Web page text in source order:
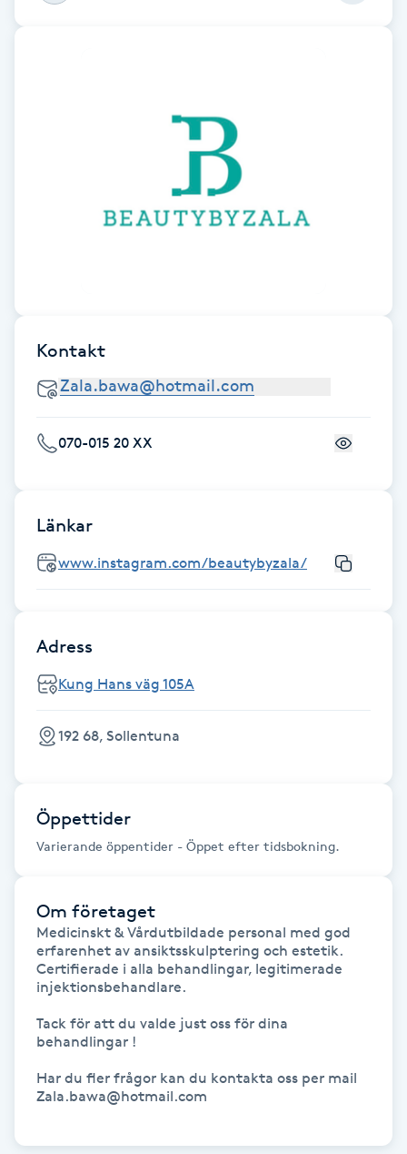
D
Extensions borttagning
Eyeliner-tatuering
Faceliftmassage
Fet hårbotten
Fibromassage
Fillers
Fotmassage
Fotsvamp
Fotvård
Fransar
Fransborttagning
Fransfärgning
Fransförlängning
Fransförlängning Megavolym
Kontakt
070-015 20 XX
Länkar
www.instagram.com/beautybyzala/
Adress
Kung Hans väg 105A
192 68, Sollentuna
Öppettider
Varierande öppentider - Öppet efter tidsbokning.
Om företaget
Medicinskt & Vårdutbildade personal med god
erfarenhet av ansiktsskulptering och estetik.
Certifierade i alla behandlingar, legitimerade
injektionsbehandlare.
Tack för att du valde just oss för dina
behandlingar !
Har du fler frågor kan du kontakta oss per mail
Zala.bawa@hotmail.com